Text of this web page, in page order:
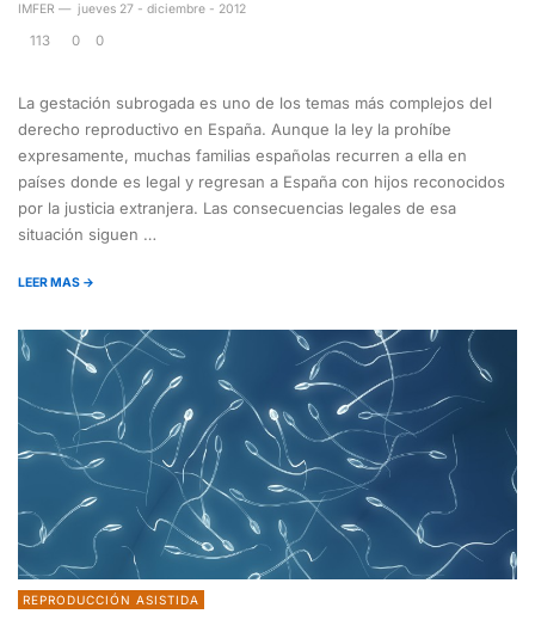
IMFER — jueves 27 - diciembre - 2012
113 0 0
La gestación subrogada es uno de los temas más complejos del
derecho reproductivo en España. Aunque la ley la prohíbe
expresamente, muchas familias españolas recurren a ella en
países donde es legal y regresan a España con hijos reconocidos
por la justicia extranjera. Las consecuencias legales de esa
situación siguen …
LEER MAS →
REPRODUCCIÓN ASISTIDA